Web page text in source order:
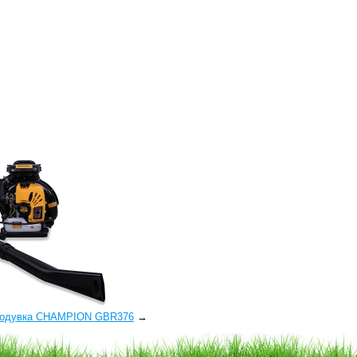
CHAMPION GBR376 →